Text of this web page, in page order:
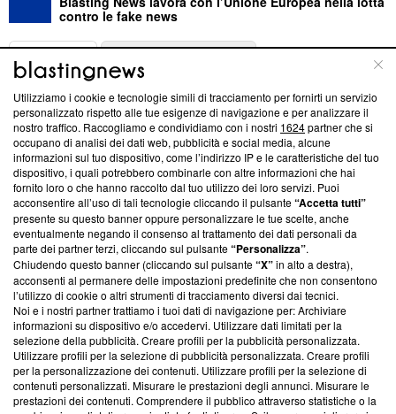
contro le fake news
ABOUT
Questa sezione offre informazioni trasparenti su Blasting
News, sui nostri processi editoriali e su come ci impegniamo a
creare news di qualità. Inoltre, afferma la nostra aderenza a
‘Trust Project - News with Integrity’Blasting News non è
ancora membro del programma, ma ha richiesto di farne
parte; Trust Project non ha ancora effettuato una verifica di
conformità agli standard.
Su di noi
Team editoriale
Corporate
Redazione
Informativa Privacy
Cookie Policy
Utilizziamo i cookie e tecnologie simili di tracciamento per fornirti un servizio
personalizzato rispetto alle tue esigenze di navigazione e per analizzare il
nostro traffico. Raccogliamo e condividiamo con i nostri 1624partner che si
occupano di analisi dei dati web, pubblicità e social media, alcune
informazioni sul tuo dispositivo, come l’indirizzo IP e le caratteristiche del tuo
dispositivo, i quali potrebbero combinarle con altre informazioni che hai
fornito loro o che hanno raccolto dal tuo utilizzo dei loro servizi. Puoi
acconsentire all’uso di tali tecnologie cliccando il pulsante“Accetta tutti”
presente su questo banner oppure personalizzare le tue scelte, anche
eventualmente negando il consenso al trattamento dei dati personali da
parte dei partner terzi, cliccando sul pulsante“Personalizza”.
Chiudendo questo banner (cliccando sul pulsante“X”in alto a destra),
acconsenti al permanere delle impostazioni predefinite che non consentono
l’utilizzo di cookie o altri strumenti di tracciamento diversi dai tecnici.
Noi e i nostri partner trattiamo i tuoi dati di navigazione per: Archiviare
informazioni su dispositivo e/o accedervi. Utilizzare dati limitati per la
selezione della pubblicità. Creare profili per la pubblicità personalizzata.
Utilizzare profili per la selezione di pubblicità personalizzata. Creare profili
per la personalizzazione dei contenuti. Utilizzare profili per la selezione di
contenuti personalizzati. Misurare le prestazioni degli annunci. Misurare le
prestazioni dei contenuti. Comprendere il pubblico attraverso statistiche o la